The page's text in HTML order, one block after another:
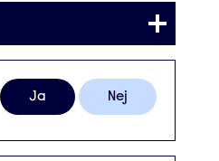
Ja Nej